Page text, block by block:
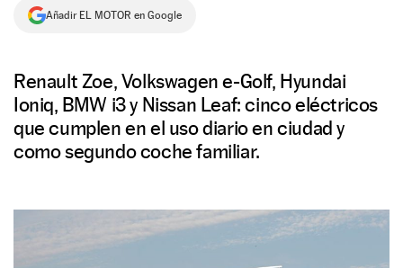
NEWSLETTER
Añadir EL MOTOR en Google
Renault Zoe, Volkswagen e-Golf, Hyundai
Ioniq, BMW i3 y Nissan Leaf: cinco eléctricos
que cumplen en el uso diario en ciudad y
como segundo coche familiar.